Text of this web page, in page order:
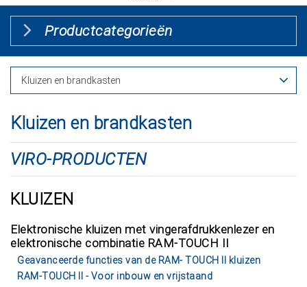
Productcategorieën
Kluizen en brandkasten
VIRO-PRODUCTEN
KLUIZEN
Elektronische kluizen met vingerafdrukkenlezer en
elektronische combinatie RAM-TOUCH II
Geavanceerde functies van de RAM- TOUCH II kluizen
RAM-TOUCH II - Voor inbouw en vrijstaand